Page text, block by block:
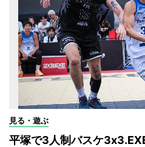
見る・遊ぶ
平塚で3人制バスケ